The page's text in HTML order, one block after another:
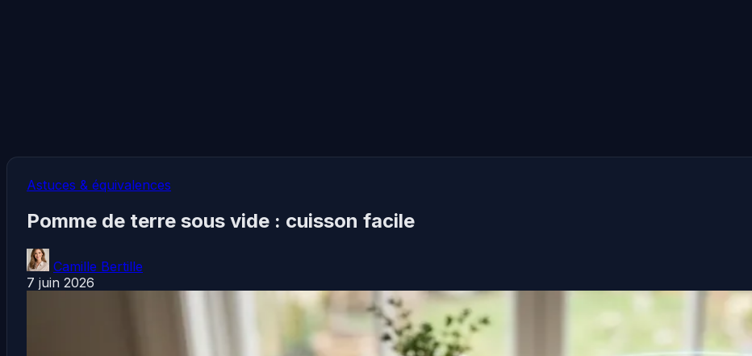
Astuces & équivalences
Pomme de terre sous vide : cuisson facile
Camille Bertille
7 juin 2026